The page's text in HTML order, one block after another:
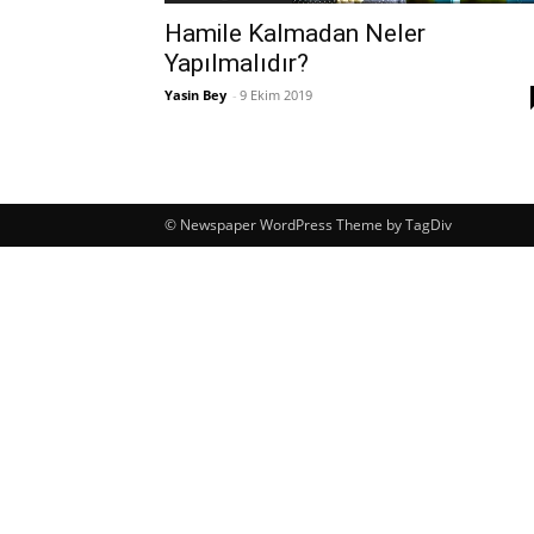
Hamile Kalmadan Neler
Yapılmalıdır?
Yasin Bey - 9 Ekim 2019
© Newspaper WordPress Theme by TagDiv